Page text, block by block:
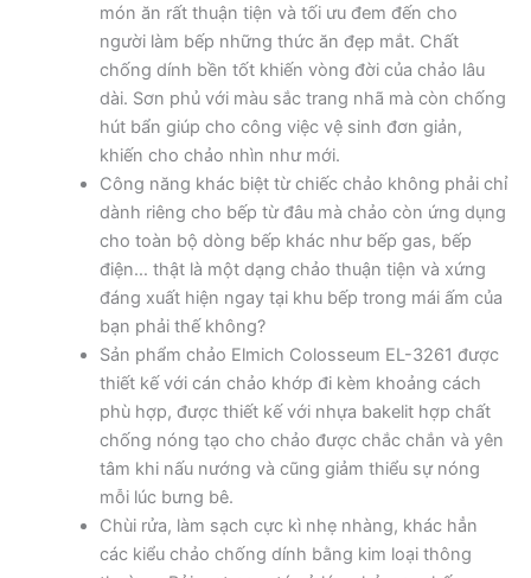
món ăn rất thuận tiện và tối ưu đem đến cho
người làm bếp những thức ăn đẹp mắt. Chất
chống dính bền tốt khiến vòng đời của chảo lâu
dài. Sơn phủ với màu sắc trang nhã mà còn chống
hút bẩn giúp cho công việc vệ sinh đơn giản,
khiến cho chảo nhìn như mới.
Công năng khác biệt từ chiếc chảo không phải chỉ
dành riêng cho bếp từ đâu mà chảo còn ứng dụng
cho toàn bộ dòng bếp khác như bếp gas, bếp
điện… thật là một dạng chảo thuận tiện và xứng
đáng xuất hiện ngay tại khu bếp trong mái ấm của
bạn phải thế không?
Sản phẩm chảo Elmich Colosseum EL-3261 được
thiết kế với cán chảo khớp đi kèm khoảng cách
phù hợp, được thiết kế với nhựa bakelit hợp chất
chống nóng tạo cho chảo được chắc chắn và yên
tâm khi nấu nướng và cũng giảm thiểu sự nóng
mỗi lúc bưng bê.
Chùi rửa, làm sạch cực kì nhẹ nhàng, khác hẳn
các kiểu chảo chống dính bằng kim loại thông